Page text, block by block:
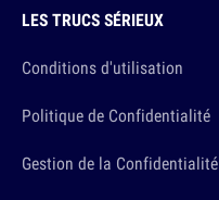
LES TRUCS SÉRIEUX
Conditions d'utilisation
Politique de Confidentialité
Gestion de la Confidentialité